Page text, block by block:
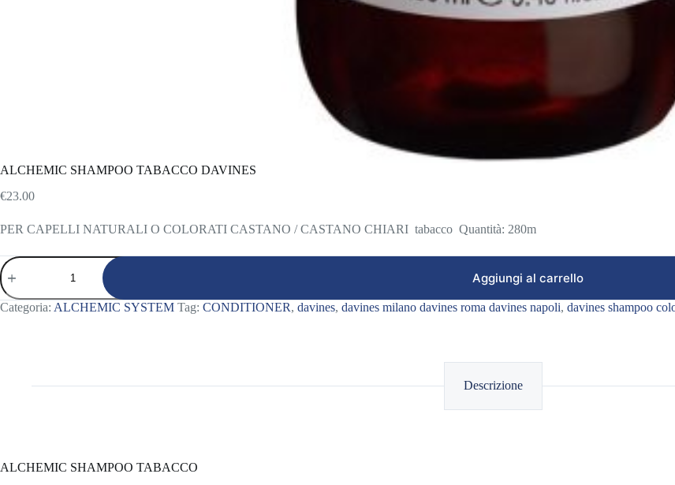
ALCHEMIC SHAMPOO TABACCO DAVINES
€23.00
PER CAPELLI NATURALI O COLORATI CASTANO / CASTANO CHIARI tabacco Quantità: 280m
ALCHEMIC
SHAMPOO
TABACCO
DAVINES
quantità
Aggiungi al carrello
Categoria: ALCHEMIC SYSTEM Tag: CONDITIONER, davines, davines milano davines roma davines napoli, davines shampoo
Descrizione
ALCHEMIC SHAMPOO TABACCO